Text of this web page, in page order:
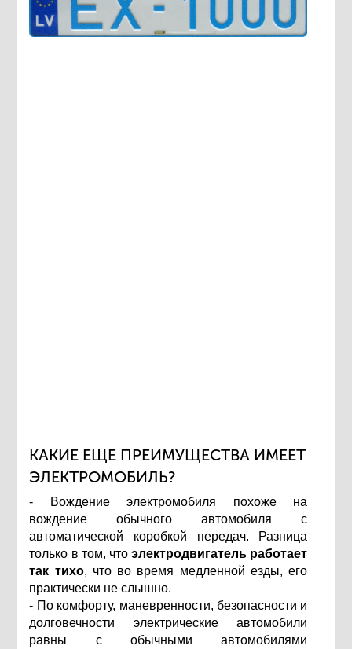
КАКИЕ ЕЩЕ ПРЕИМУЩЕСТВА ИМЕЕТ
ЭЛЕКТРОМОБИЛЬ?
- Вождение электромобиля похоже на
вождение обычного автомобиля с
автоматической коробкой передач. Разница
только в том, чтоэлектродвигатель работает
так тихо, что во время медленной езды, его
практически не слышно.
- По комфорту, маневренности, безопасности и
долговечности электрические автомобили
равны с обычными автомобилями